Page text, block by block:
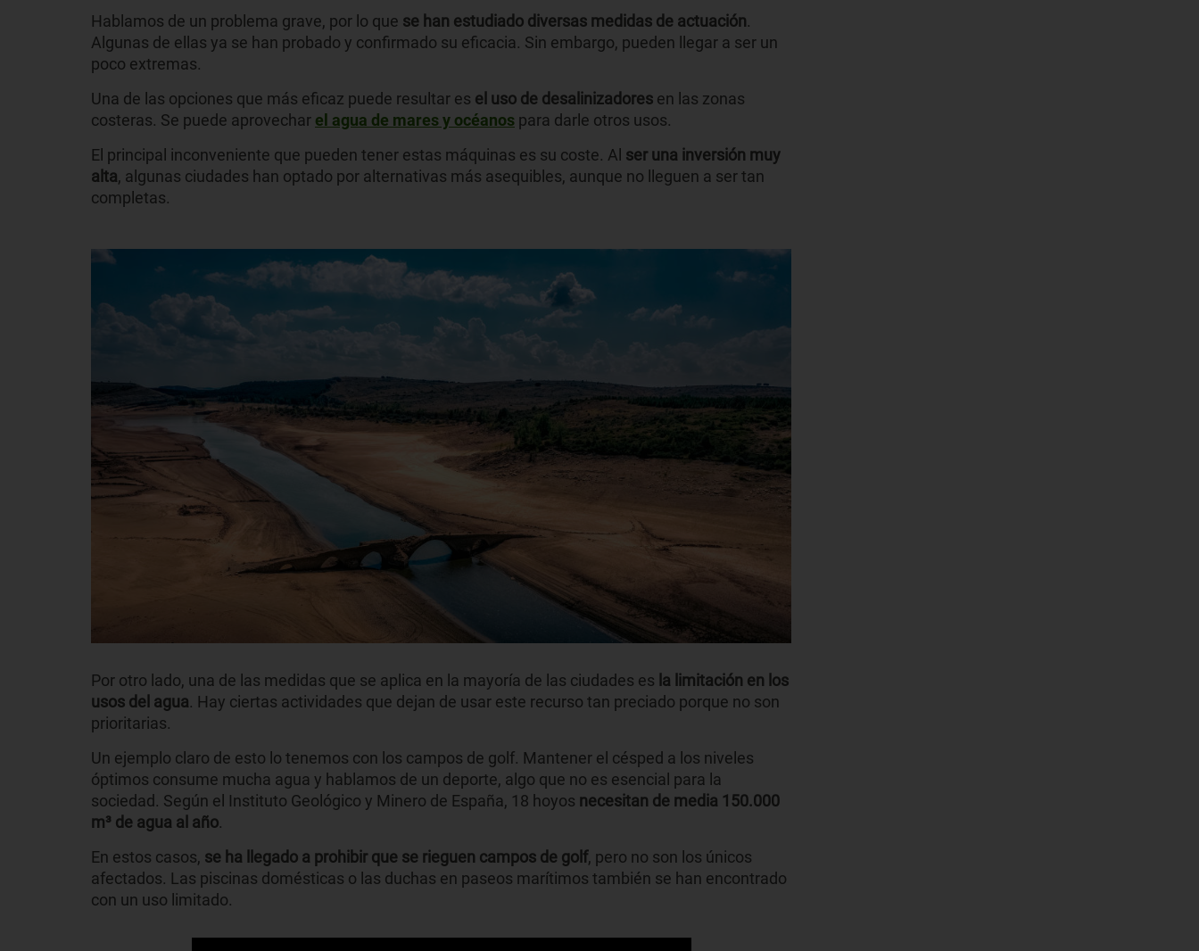
Hablamos de un problema grave, por lo que se han estudiado diversas medidas de actuación.
Algunas de ellas ya se han probado y confirmado su eficacia. Sin embargo, pueden llegar a ser un
poco extremas.
Una de las opciones que más eficaz puede resultar es el uso de desalinizadores en las zonas
costeras. Se puede aprovechar el agua de mares y océanos para darle otros usos.
El principal inconveniente que pueden tener estas máquinas es su coste. Al ser una inversión muy
alta, algunas ciudades han optado por alternativas más asequibles, aunque no lleguen a ser tan
completas.
Por otro lado, una de las medidas que se aplica en la mayoría de las ciudades es la limitación en los
usos del agua. Hay ciertas actividades que dejan de usar este recurso tan preciado porque no son
prioritarias.
Un ejemplo claro de esto lo tenemos con los campos de golf. Mantener el césped a los niveles
óptimos consume mucha agua y hablamos de un deporte, algo que no es esencial para la
sociedad. Según el Instituto Geológico y Minero de España, 18 hoyos necesitan de media 150.000
m³ de agua al año.
En estos casos, se ha llegado a prohibir que se rieguen campos de golf, pero no son los únicos
afectados. Las piscinas domésticas o las duchas en paseos marítimos también se han encontrado
con un uso limitado.